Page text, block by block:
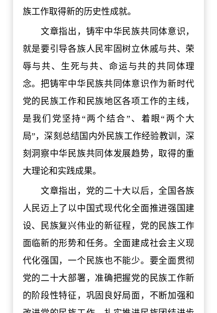
族工作取得新的历史性成就。
文章指出，铸牢中华民族共同体意识，
就是要引导各族人民牢固树立休戚与共、荣
辱与共、生死与共、命运与共的共同体理
念。把铸牢中华民族共同体意识作为新时代
党的民族工作和民族地区各项工作的主线，
是我们党坚持“两个结合”、着眼“两个大
局”，深刻总结国内外民族工作经验教训，深
刻洞察中华民族共同体发展趋势，取得的重
大理论和实践成果。
文章指出，党的二十大以后，全国各族
人民迈上了以中国式现代化全面推进强国建
设、民族复兴伟业的新征程，党的民族工作
面临新的形势和任务。全面建成社会主义现
代化强国，一个民族也不能少。要全面贯彻
党的二十大部署，准确把握党的民族工作新
的阶段性特征，巩固良好局面，不断加强和